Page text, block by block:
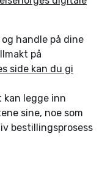
handle på dine
på
side kan du gi
legge inn
sine, noe som
bestillingsprosess